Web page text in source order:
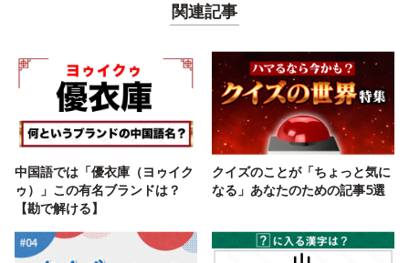
関連記事
中国語では「優衣庫（ヨゥイク
ゥ）」この有名ブランドは？
【勘で解ける】
クイズのことが「ちょっと気に
なる」あなたのための記事5選